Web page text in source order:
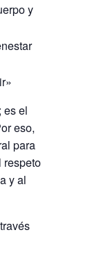
y
es el
eso,
para
respeto
y al